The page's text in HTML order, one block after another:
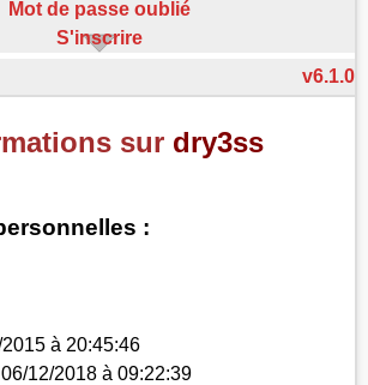
Mot de passe oublié
S'inscrire
v6.1.0
sur dry3ss
:
à 20:45:46
06/12/2018 à 09:22:39